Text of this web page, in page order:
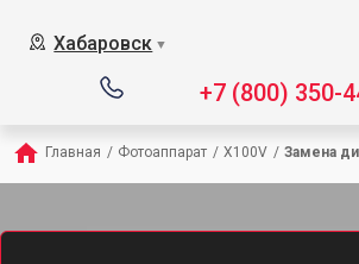
Хабаровск ▼
+7 (800) 350-
Главная / Фотоаппарат / X100V / Замена